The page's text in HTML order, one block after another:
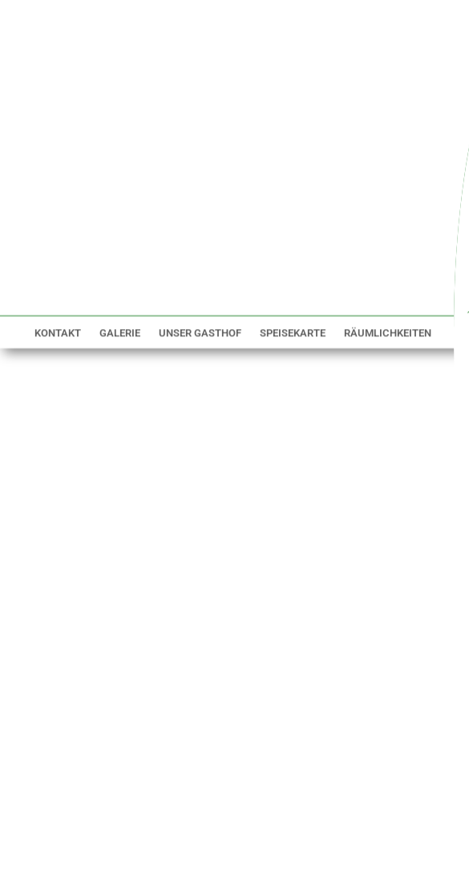
KONTAKT GALERIE UNSER GASTHOF SPEISEKARTE RÄUMLICHKEITEN